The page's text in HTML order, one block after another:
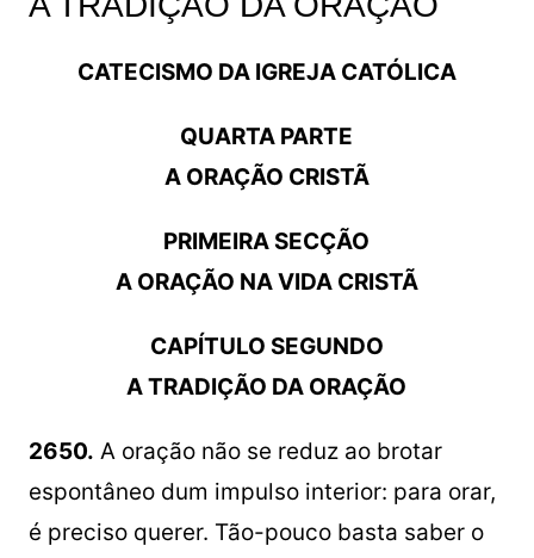
CATECISMO DA IGREJA CATÓLICA
QUARTA PARTE
A ORAÇÃO CRISTÃ
PRIMEIRA SECÇÃO
A ORAÇÃO NA VIDA CRISTÃ
CAPÍTULO SEGUNDO
A TRADIÇÃO DA ORAÇÃO
2650. A oração não se reduz ao brotar
espontâneo dum impulso interior: para orar,
é preciso querer. Tão-pouco basta saber o